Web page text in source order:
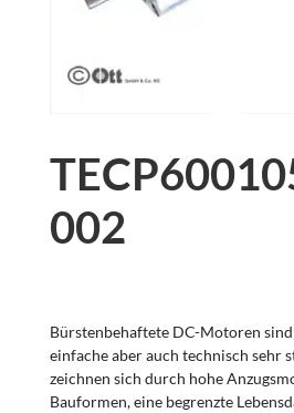
002
Bürstenbehaftete DC-Motoren
einfache aber auch technisch sehr
zeichnen sich durch hohe
Bauformen, eine begrenzte